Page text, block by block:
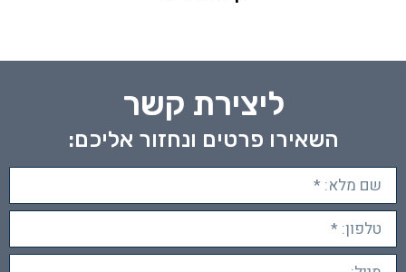
ליצירת קשר
השאירו פרטים ונחזור אליכם: